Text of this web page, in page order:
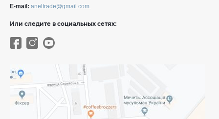
E-mail: aneltrade@gmail.com
Или следите в социальных сетях: